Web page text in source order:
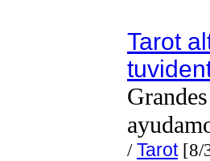
Tarot
/Tarot[8/